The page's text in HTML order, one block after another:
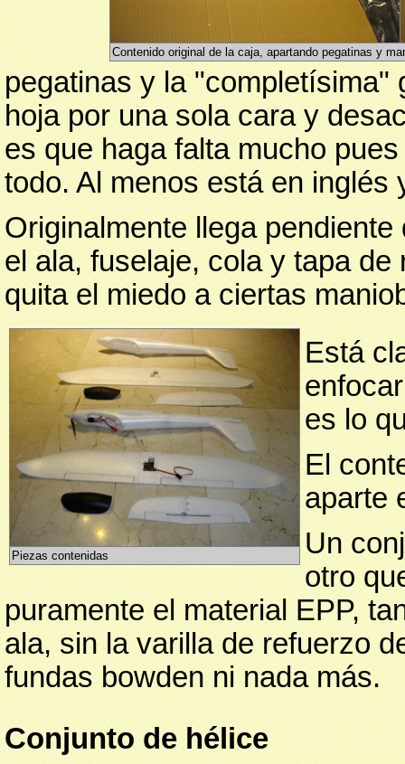
Contenido original de la caja, apartando pegatinas y
pegatinas y la "completísima"
hoja por una sola cara y
es que haga falta mucho
todo. Al menos está en inglés
Originalmente llega
el ala, fuselaje, cola y tapa de
quita el miedo a ciertas
Piezas contenidas
Está
es lo
El
aparte
Un
otro
puramente el material EPP,
ala, sin la varilla de refuerzo
fundas bowden ni nada más.
Conjunto de hélice